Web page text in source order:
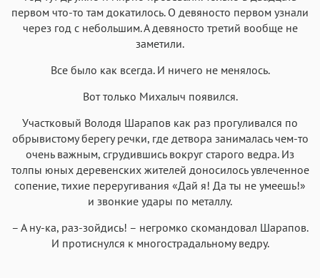
первом что-то там докатилось. О девяносто первом узнали
через год с небольшим. А девяносто третий вообще не
заметили.
Все было как всегда. И ничего не менялось.
Вот только Михалыч появился.
Участковый Володя Шарапов как раз прогуливался по
обрывистому берегу речки, где детвора занималась чем-то
очень важным, сгрудившись вокруг старого ведра. Из
толпы юных деревенских жителей доносилось увлеченное
сопение, тихие переругивания «Дай я! Да ты не умеешь!»
и звонкие удары по металлу.
– А ну-ка, раз-зойдись! – негромко скомандовал Шарапов.
И протиснулся к многострадальному ведру.